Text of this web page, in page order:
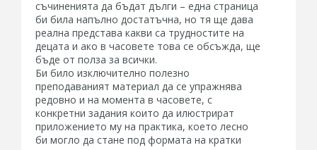
съчиненията да бъдат дълги – една страница
би била напълно достатъчна, но тя ще дава
реална представа какви са трудностите на
децата и ако в часовете това се обсъжда, ще
бъде от полза за всички.
Би било изключително полезно
преподаваният материал да се упражнява
редовно и на момента в часовете, с
конкретни задания които да илюстрират
приложението му на практика, което лесно
би могло да стане под формата на кратки